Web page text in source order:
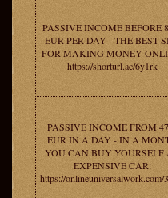
PASSIVE INCOME BEFORE
EUR PER DAY - THE BEST
FOR MAKING MONEY
https://shorturl.ac/6y1rk
PASSIVE INCOME FROM
EUR IN A DAY - IN A
YOU CAN BUY YOURSELF
EXPENSIVE CAR:
https://onlineuniversalwork.com/